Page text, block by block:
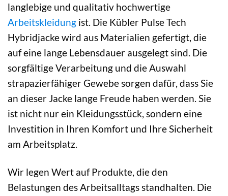
langlebige und qualitativ hochwertige
Arbeitskleidung ist. Die Kübler Pulse Tech
Hybridjacke wird aus Materialien gefertigt, die
auf eine lange Lebensdauer ausgelegt sind. Die
sorgfältige Verarbeitung und die Auswahl
strapazierfähiger Gewebe sorgen dafür, dass Sie
an dieser Jacke lange Freude haben werden. Sie
ist nicht nur ein Kleidungsstück, sondern eine
Investition in Ihren Komfort und Ihre Sicherheit
am Arbeitsplatz.
Wir legen Wert auf Produkte, die den
Belastungen des Arbeitsalltags standhalten. Die